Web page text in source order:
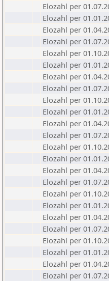
Elozahl per
Elozahl per
Elozahl per
Elozahl per
Elozahl per
Elozahl per
Elozahl per
Elozahl per
Elozahl per
Elozahl per
Elozahl per
Elozahl per
Elozahl per
Elozahl per
Elozahl per
Elozahl per
Elozahl per
Elozahl per
Elozahl per
Elozahl per
Elozahl per
Elozahl per
Elozahl per
Elozahl per